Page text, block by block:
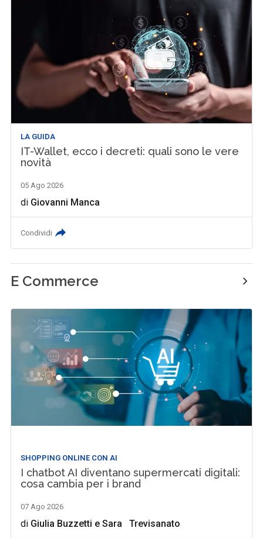
LA GUIDA
IT-Wallet, ecco i decreti: quali sono le vere
novità
05 Ago 2026
di Giovanni Manca
Condividi
E Commerce
SHOPPING ONLINE CON AI
I chatbot AI diventano supermercati digitali:
cosa cambia per i brand
07 Ago 2026
di Giulia Buzzetti eSara Trevisanato